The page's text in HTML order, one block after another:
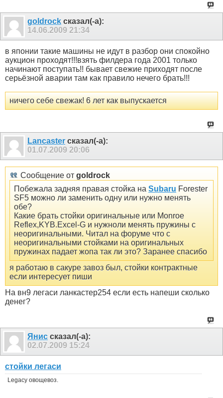
goldrock сказал(-а):
14.06.2009 21:34
в японии такие машины не идут в разбор они спокойно
аукцион проходят!!!взять филдера года 2001 только
начинают поступать!! бывает свежие приходят после
серьёзной аварии там как правило нечего брать!!!
ничего себе свежак! 6 лет как выпускается
Lancaster сказал(-а):
01.07.2009 20:06
Сообщение от goldrock
Побежала задняя правая стойка на Subaru Forester
SF5 можно ли заменить одну или нужно менять
обе?
Какие брать стойки оригинальные или Monroe
Reflex,KYB.Excel-G и нужноли менять пружины с
неоригинальными. Читал на форуме что с
неоригинальными стойками на оригинальных
пружинах падает жопа так ли это? Заранее спасибо
я работаю в сакуре завоз был, стойки контрактные
если интересует пиши
На вн9 легаси ланкастер254 если есть напеши сколько
денег?
Янис сказал(-а):
02.07.2009 15:24
стойки легаси
Legacy овощевоз.